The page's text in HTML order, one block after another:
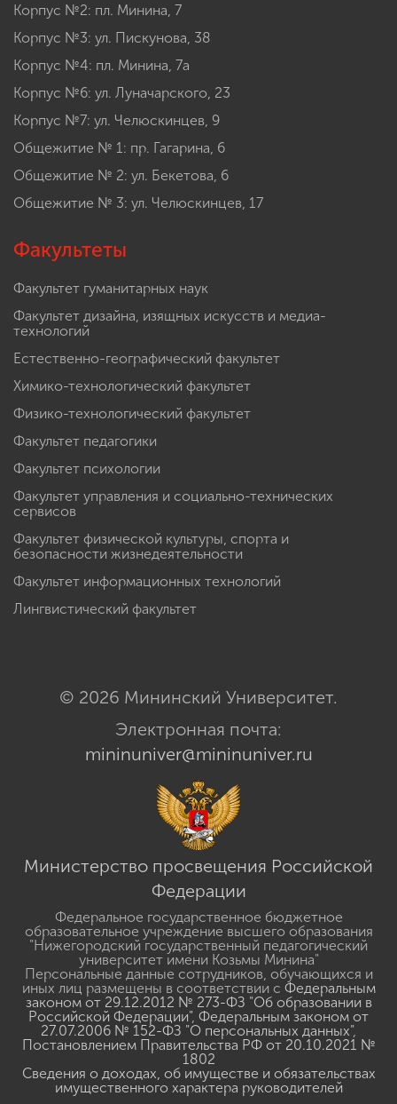
Корпус №2: пл. Минина, 7
Корпус №3: ул. Пискунова, 38
Корпус №4: пл. Минина, 7а
Корпус №6: ул. Луначарского, 23
Корпус №7: ул. Челюскинцев, 9
Общежитие № 1: пр. Гагарина, 6
Общежитие № 2: ул. Бекетова, 6
Общежитие № 3: ул. Челюскинцев, 17
Факультеты
Факультет гуманитарных наук
Факультет дизайна, изящных искусств и медиа-
технологий
Естественно-географический факультет
Химико-технологический факультет
Физико-технологический факультет
Факультет педагогики
Факультет психологии
Факультет управления и социально-технических
сервисов
Факультет физической культуры, спорта и
безопасности жизнедеятельности
Факультет информационных технологий
Лингвистический факультет
© 2026 Мининский Университет.
Электронная почта:
mininuniver@mininuniver.ru
Министерство просвещения Российской
Федерации
Федеральное государственное бюджетное
образовательное учреждение высшего образования
"Нижегородский государственный педагогический
университет имени Козьмы Минина"
Персональные данные сотрудников, обучающихся и
иных лиц размещены в соответствии с Федеральным
законом от 29.12.2012 № 273-ФЗ "Об образовании в
Российской Федерации", Федеральным законом от
27.07.2006 № 152-ФЗ "О персональных данных",
Постановлением Правительства РФ от 20.10.2021 №
1802
Сведения о доходах, об имуществе и обязательствах
имущественного характера руководителей